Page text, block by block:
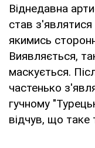
Віднедавна
став
якимись
Виявляється,
маскується.
частенько
гучному
відчув, що таке